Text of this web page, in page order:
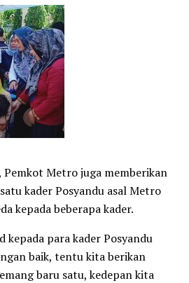
Pemkot Metro juga memberikan
kader Posyandu asal Metro
kepada beberapa kader.
kepada para kader Posyandu
baik, tentu kita berikan
baru satu, kedepan kita